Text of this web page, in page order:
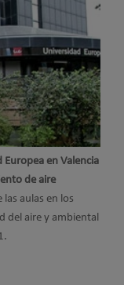
Europea en Valencia
de aire
aulas en los
del aire y ambiental